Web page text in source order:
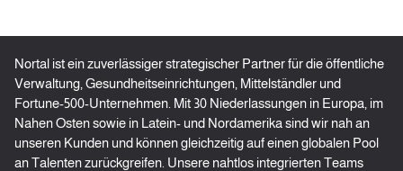
Nortal ist ein zuverlässiger strategischer Partner für die öffentliche
Verwaltung, Gesundheitseinrichtungen, Mittelständler und
Fortune-500-Unternehmen. Mit 30 Niederlassungen in Europa, im
Nahen Osten sowie in Latein- und Nordamerika sind wir nah an
unseren Kunden und können gleichzeitig auf einen globalen Pool
an Talenten zurückgreifen. Unsere nahtlos integrierten Teams